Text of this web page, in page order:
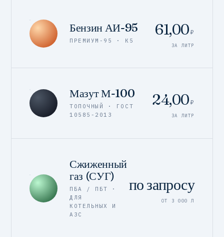
Бензин АИ-95
ПРЕМИУМ-95 · К5
61,00₽
ЗА ЛИТР
Мазут М-100
ТОПОЧНЫЙ · ГОСТ
10585-2013
24,00₽
ЗА ЛИТР
Сжиженный
газ (СУГ)
ПБА / ПБТ ·
ДЛЯ
КОТЕЛЬНЫХ И
АЗС
по запросу
ОТ 3 000 Л